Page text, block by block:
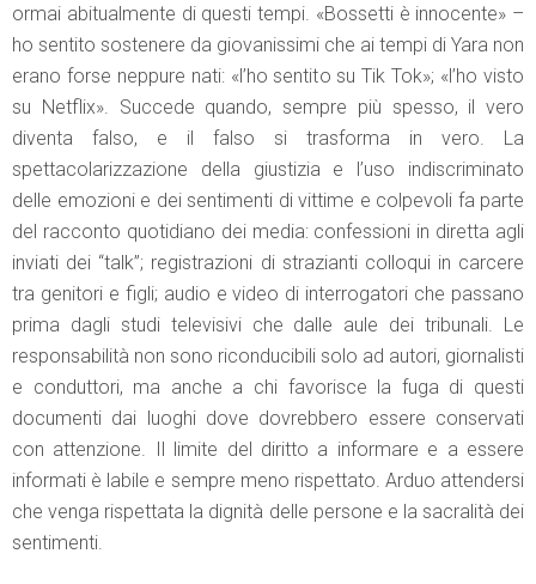
ormai abitualmente di questi tempi. «Bossetti è innocente» –
ho sentito sostenere da giovanissimi che ai tempi di Yara non
erano forse neppure nati: «l’ho sentito su Tik Tok»; «l’ho visto
su Netflix». Succede quando, sempre più spesso, il vero
diventa falso, e il falso si trasforma in vero. La
spettacolarizzazione della giustizia e l’uso indiscriminato
delle emozioni e dei sentimenti di vittime e colpevoli fa parte
del racconto quotidiano dei media: confessioni in diretta agli
inviati dei “talk”; registrazioni di strazianti colloqui in carcere
tra genitori e figli; audio e video di interrogatori che passano
prima dagli studi televisivi che dalle aule dei tribunali. Le
responsabilità non sono riconducibili solo ad autori, giornalisti
e conduttori, ma anche a chi favorisce la fuga di questi
documenti dai luoghi dove dovrebbero essere conservati
con attenzione. Il limite del diritto a informare e a essere
informati è labile e sempre meno rispettato. Arduo attendersi
che venga rispettata la dignità delle persone e la sacralità dei
sentimenti.